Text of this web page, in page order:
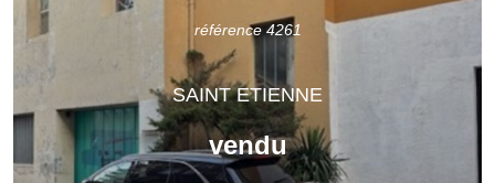
référence 4261
SAINT ETIENNE
vendu